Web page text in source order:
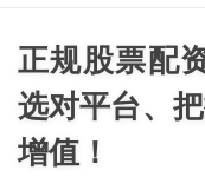
正规股票配
选对平台、
增值！